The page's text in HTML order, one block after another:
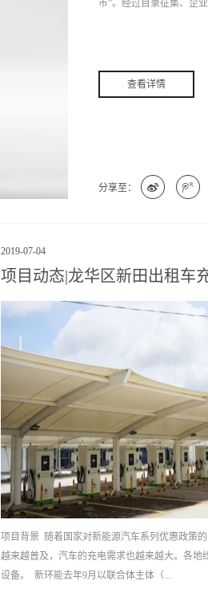
市”。经过目录征集、企
市新环能科技有限公司
项技术、产品成功入选
过能源数据的实时采集
慧化的能源管理，同时
用最少的电能供应所需
冷却换热前后温度及压力
查看详情
分享至：
项目背景 随着国家对新能源汽车系列优惠政策
越来越普及，汽车的充电需求也越来越大。各地
设备。 新环能去年9月以联合体主体（...
2019-07-04